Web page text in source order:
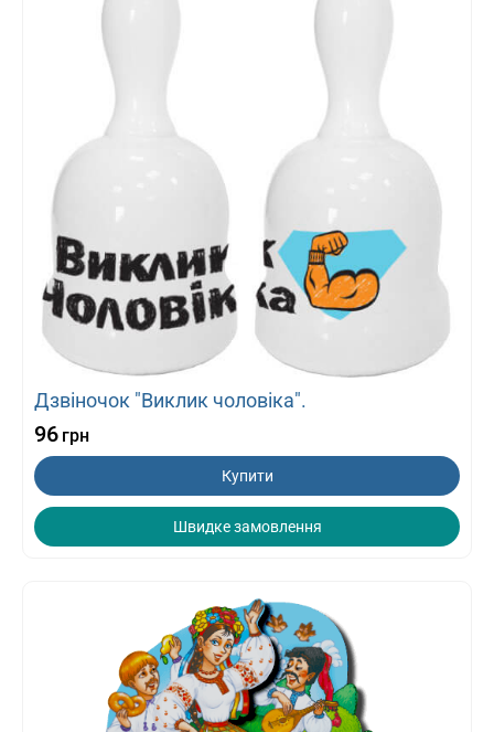
Дзвіночок "Виклик чоловіка".
96 грн
Купити
Швидке замовлення